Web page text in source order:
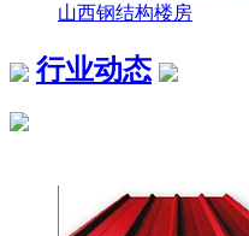
山西钢结构楼房
行业动态